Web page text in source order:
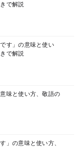
で解説
す」の意味と使い
で解説
味と使い方、敬語の
」の意味と使い方、